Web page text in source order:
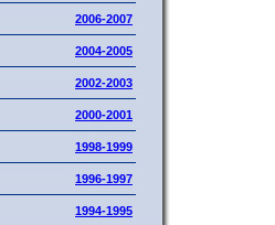
2006-2007
2004-2005
2002-2003
2000-2001
1998-1999
1996-1997
1994-1995